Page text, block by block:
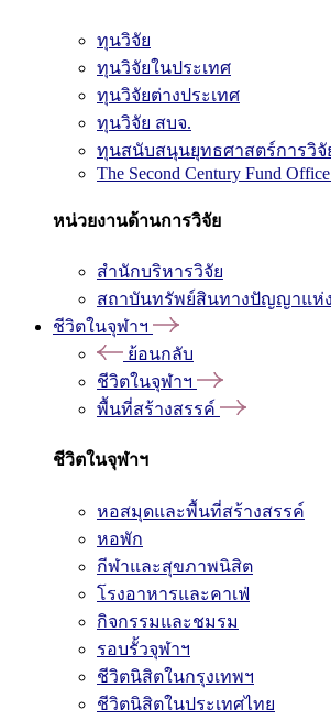
ทุนวิจัย
ทุนวิจัยในประเทศ
ทุนวิจัยต่างประเทศ
ทุนวิจัย สบจ.
ทุนสนับสนุนยุทธศาสตร์การวิจั
The Second Century Fund
หน่วยงานด้านการวิจัย
สำนักบริหารวิจัย
สถาบันทรัพย์สินทางปัญญาแห่
ชีวิตในจุฬาฯ
ย้อนกลับ
ชีวิตในจุฬาฯ
พื้นที่สร้างสรรค์
ชีวิตในจุฬาฯ
หอสมุดและพื้นที่สร้างสรรค์
หอพัก
กีฬาและสุขภาพนิสิต
โรงอาหารและคาเฟ่
กิจกรรมและชมรม
รอบรั้วจุฬาฯ
ชีวิตนิสิตในกรุงเทพฯ
ชีวิตนิสิตในประเทศไทย